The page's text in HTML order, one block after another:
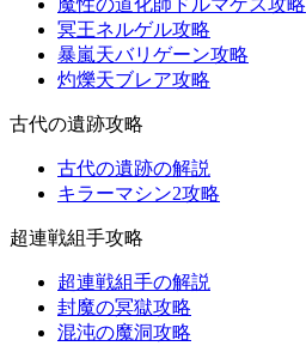
魔性の道化師ドルマゲス攻略
冥王ネルゲル攻略
暴嵐天バリゲーン攻略
灼爍天ブレア攻略
古代の遺跡攻略
古代の遺跡の解説
キラーマシン2攻略
超連戦組手攻略
超連戦組手の解説
封魔の冥獄攻略
混沌の魔洞攻略